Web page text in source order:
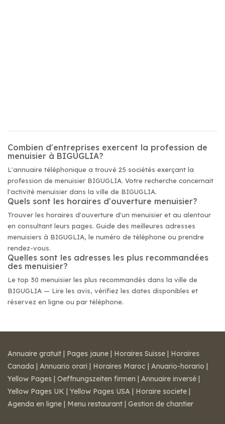
Combien d'entreprises exercent la profession de
menuisier à BIGUGLIA?
L'annuaire téléphonique a trouvé 25 sociétés exerçant la
profession de menuisier BIGUGLIA. Votre recherche concernait
l'activité menuisier dans la ville de BIGUGLIA.
Quels sont les horaires d'ouverture menuisier?
Trouver les horaires d'ouverture d'un menuisier et au alentour
en consultant leurs pages. Guide des meilleures adresses
menuisiers à BIGUGLIA, le numéro de téléphone ou prendre
rendez-vous.
Quelles sont les adresses les plus recommandées
des menuisier?
Le top 30 menuisier les plus recommandés dans la ville de
BIGUGLIA — Lire les avis, vérifiez les dates disponibles et
réservez en ligne ou par téléphone.
Annuaire gratuit | Pages jaune | Horaires Suisse | Horaires
Canada | Annuario orari | Horaires Maroc | Anuario-horario |
Yellow Pages | Oeffnungszeiten firmen | Annuaire inversé |
Yellow Pages UK | Yellow Pages USA | Horaire societe |
Agenda en ligne | Menu restaurant | Gestion de chantier